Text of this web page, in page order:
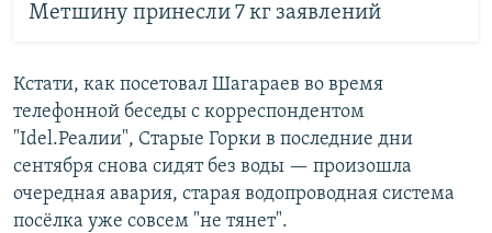
Метшину принесли 7 кг заявлений
Кстати, как посетовал Шагараев во время
телефонной беседы с корреспондентом
"Idel.Реалии", Старые Горки в последние дни
сентября снова сидят без воды — произошла
очередная авария, старая водопроводная система
посёлка уже совсем "не тянет".